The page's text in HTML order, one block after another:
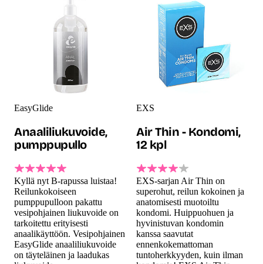
EasyGlide
Anaaliliukuvoide,
pumppupullo
Kyllä nyt B-rapussa luistaa!
Reilunkokoiseen
pumppupulloon pakattu
vesipohjainen liukuvoide on
tarkoitettu erityisesti
anaalikäyttöön. Vesipohjainen
EasyGlide anaaliliukuvoide
on täyteläinen ja laadukas
EXS
Air Thin - Kondomi,
12 kpl
EXS-sarjan Air Thin on
superohut, reilun kokoinen ja
anatomisesti muotoiltu
kondomi. Huippuohuen ja
hyvinistuvan kondomin
kanssa saavutat
ennenkokemattoman
tuntoherkkyyden, kuin ilman